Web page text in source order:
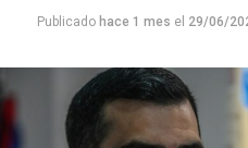
Publicado hace 1 mes el 29/06/